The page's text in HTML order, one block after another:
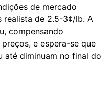
de mercado
realista de 2.5-3¢/lb. A
compensando
e espera-se que
até diminuam no final do